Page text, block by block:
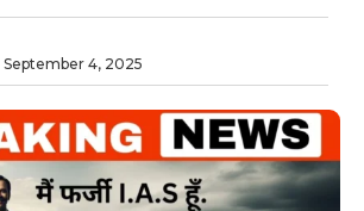
September 4, 2025